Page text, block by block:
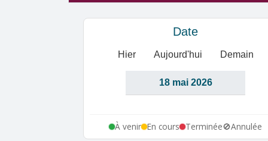
Date
Hier Aujourd'hui Demain
À venir En cours Terminée🚫Annulée
Annuler